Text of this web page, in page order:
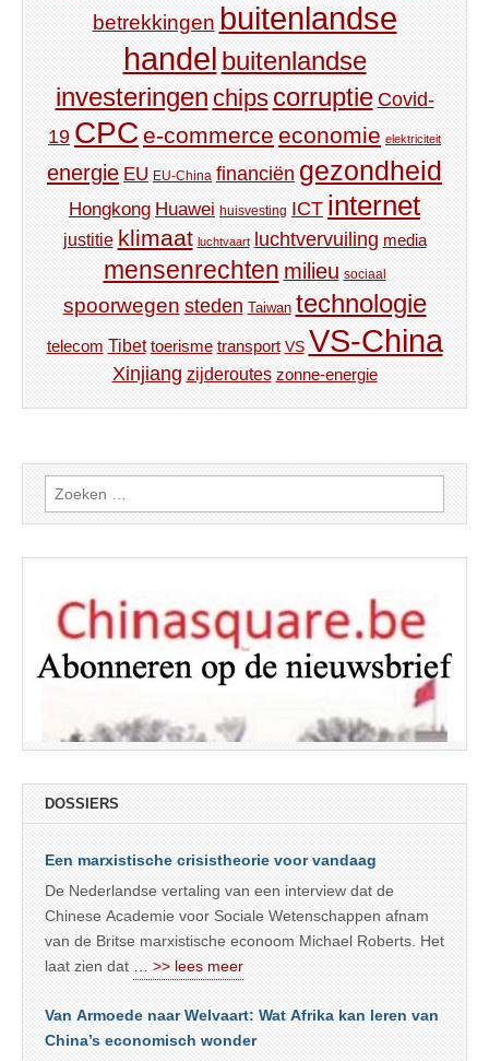
betrekkingen buitenlandse
handel buitenlandse
investeringen chips corruptie Covid-
19 CPC e-commerce economie elektriciteit
energie EU EU-China financiën gezondheid
Hongkong Huawei huisvesting ICT internet
justitie klimaat luchtvaart luchtvervuiling media
mensenrechten milieu sociaal
spoorwegen steden Taiwan technologie
telecom Tibet toerisme transport VS VS-China
Xinjiang zijderoutes zonne-energie
Zoeken
naar:
DOSSIERS
Een marxistische crisistheorie voor vandaag
De Nederlandse vertaling van een interview dat de
Chinese Academie voor Sociale Wetenschappen afnam
van de Britse marxistische econoom Michael Roberts. Het
laat zien dat
… >> lees meer
Van Armoede naar Welvaart: Wat Afrika kan leren van
China’s economisch wonder